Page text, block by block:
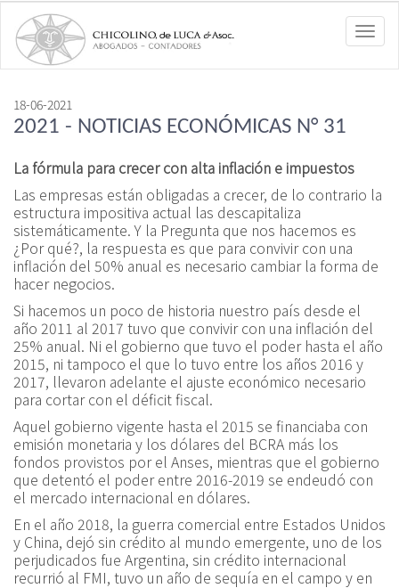
18-06-2021
2021 - NOTICIAS ECONÓMICAS N° 31
La fórmula para crecer con alta inflación e impuestos
Las empresas están obligadas a crecer, de lo contrario la
estructura impositiva actual las descapitaliza
sistemáticamente. Y la Pregunta que nos hacemos es
¿Por qué?, la respuesta es que para convivir con una
inflación del 50% anual es necesario cambiar la forma de
hacer negocios.
Si hacemos un poco de historia nuestro país desde el
año 2011 al 2017 tuvo que convivir con una inflación del
25% anual. Ni el gobierno que tuvo el poder hasta el año
2015, ni tampoco el que lo tuvo entre los años 2016 y
2017, llevaron adelante el ajuste económico necesario
para cortar con el déficit fiscal.
Aquel gobierno vigente hasta el 2015 se financiaba con
emisión monetaria y los dólares del BCRA más los
fondos provistos por el Anses, mientras que el gobierno
que detentó el poder entre 2016-2019 se endeudó con
el mercado internacional en dólares.
En el año 2018, la guerra comercial entre Estados Unidos
y China, dejó sin crédito al mundo emergente, uno de los
perjudicados fue Argentina, sin crédito internacional
recurrió al FMI, tuvo un año de sequía en el campo y en